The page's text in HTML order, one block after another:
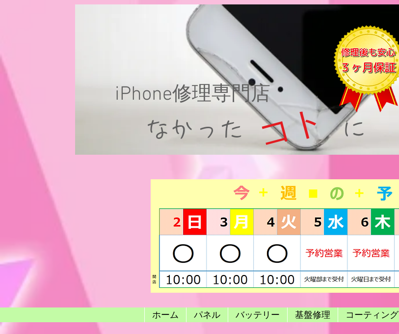
iPhone修理専門店
なかった に
コト
ホーム パネル バッテリー 基盤修理 コーティング